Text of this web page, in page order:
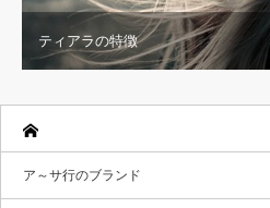
ティアラの特徴
ア～サ行のブランド